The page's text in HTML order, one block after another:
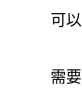
可
需